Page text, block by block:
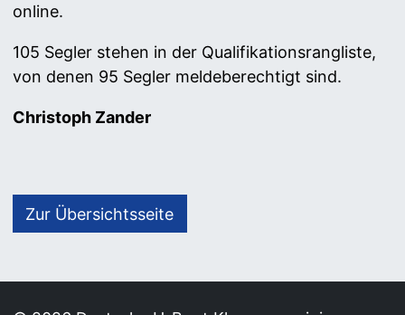
online.
105 Segler stehen in der Qualifikationsrangliste,
von denen 95 Segler meldeberechtigt sind.
Christoph Zander
Zur Übersichtsseite